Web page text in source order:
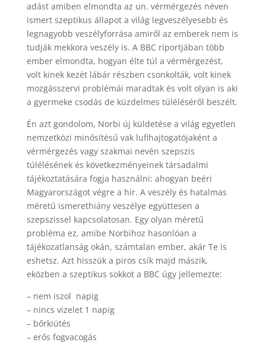
adást amiben elmondta az un. vérmérgezés néven
ismert szeptikus állapot a világ legveszélyesebb és
legnagyobb veszélyforrása amiről az emberek nem is
tudják mekkora veszély is. A BBC riportjában több
ember elmondta, hogyan élte túl a vérmérgezést,
volt kinek kezét lábár részben csonkolták, volt kinek
mozgásszervi problémái maradtak és volt olyan is aki
a gyermeke csodás de küzdelmes túléléséről beszélt.
Én azt gondolom, Norbi új küldetése a világ egyetlen
nemzetközi minősítésű vak lufihajtogatójaként a
vérmérgezés vagy szakmai nevén szepszis
túlélésének és következményeinek társadalmi
tájékoztatására fogja használni: ahogyan beéri
Magyarországot végre a hír. A veszély és hatalmas
méretű ismerethiány veszélye együttesen a
szepszissel kapcsolatosan. Egy olyan méretű
probléma ez, amibe Norbihoz hasonlóan a
tájékozatlanság okán, számtalan ember, akár Te is
eshetsz. Azt hisszük a piros csík majd mászik,
eközben a szeptikus sokkot a BBC úgy jellemezte:
– nem iszol napig
– nincs vizelet 1 napig
– bőrkiütés
– erős fogvacogás